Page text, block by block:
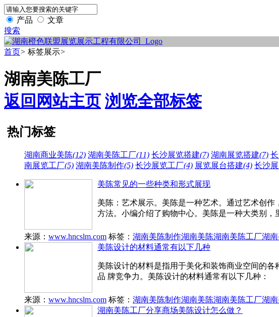
产品
文章
搜索
首页> 标签展示>
湖南美陈工厂
返回网站主页 浏览全部标签
热门标签
湖南商业美陈(12) 湖南美陈工厂(11) 长沙展览搭建(7) 湖南展览搭建(7)
南展览工厂(5) 湖南美陈制作(5) 长沙展览工厂(4) 展览展台搭建(4) 长沙
美陈常见的一些种类和形式展现
美陈：艺术展示。美陈是一种艺术。通过艺术创
方法。小编介绍了购物中心。美陈是一种大类别
来源： www.hncslm.com 标签： 湖南美陈制作湖南美陈湖南美陈工厂湖
美陈设计的材料通常有以下几种
美陈设计的材料是指用于美化和装饰商业空间的
品 牌竞争力。美陈设计的材料通常有以下几种：
来源： www.hncslm.com 标签： 湖南美陈制作湖南美陈湖南美陈工厂湖
湖南美陈工厂分享商场美陈设计怎么做？